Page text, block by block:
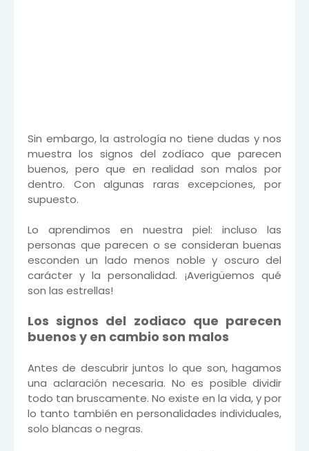
Sin embargo, la astrología no tiene dudas y nos
muestra los signos del zodíaco que parecen
buenos, pero que en realidad son malos por
dentro. Con algunas raras excepciones, por
supuesto.
Lo aprendimos en nuestra piel: incluso las
personas que parecen o se consideran buenas
esconden un lado menos noble y oscuro del
carácter y la personalidad. ¡Averigüemos qué
son las estrellas!
Los signos del zodiaco que parecen
buenos y en cambio son malos
Antes de descubrir juntos lo que son, hagamos
una aclaración necesaria. No es posible dividir
todo tan bruscamente. No existe en la vida, y por
lo tanto también en personalidades individuales,
solo blancas o negras.